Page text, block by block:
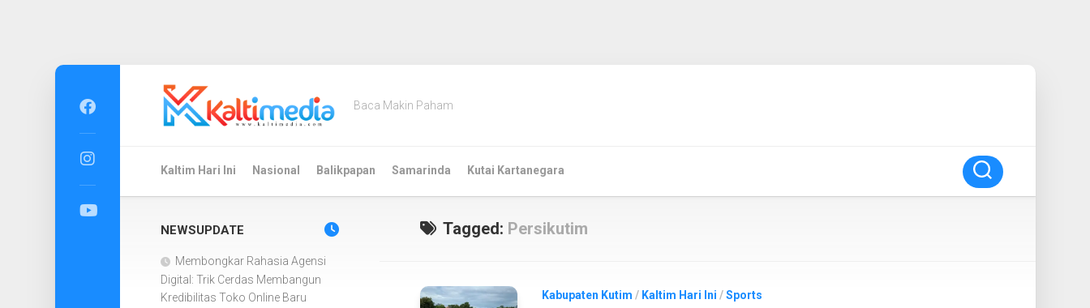
Baca Makin Paham
Kaltim Hari Ini Nasional Balikpapan Samarinda Kutai Kartanegara
Tagged: Persikutim
Kabupaten Kutim / Kaltim Hari Ini /Sports
NEWSUPDATE
Membongkar Rahasia Agensi
Digital: Trik Cerdas Membangun
Kredibilitas Toko Online Baru